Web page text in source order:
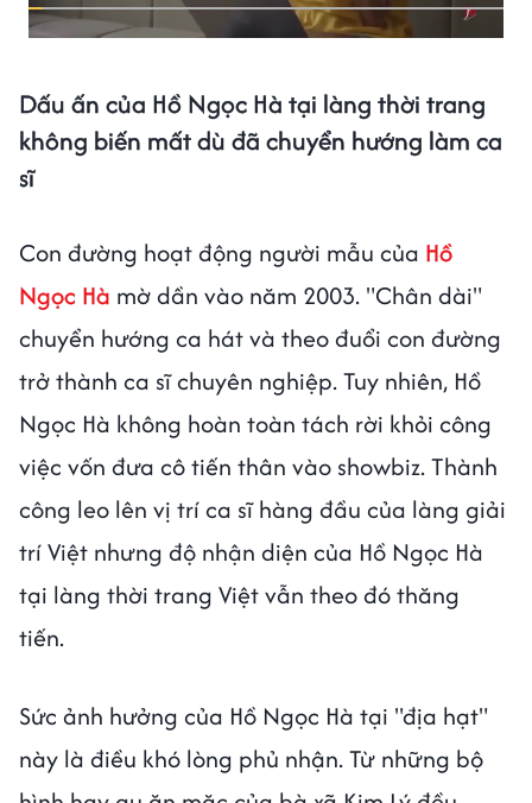
Dấu ấn của Hồ Ngọc Hà tại làng thời trang
không biến mất dù đã chuyển hướng làm ca
sĩ
Con đường hoạt động người mẫu của Hồ
Ngọc Hà mờ dần vào năm 2003. "Chân dài"
chuyển hướng ca hát và theo đuổi con đường
trở thành ca sĩ chuyên nghiệp. Tuy nhiên, Hồ
Ngọc Hà không hoàn toàn tách rời khỏi công
việc vốn đưa cô tiến thân vào showbiz. Thành
công leo lên vị trí ca sĩ hàng đầu của làng giải
trí Việt nhưng độ nhận diện của Hồ Ngọc Hà
tại làng thời trang Việt vẫn theo đó thăng
tiến.
Sức ảnh hưởng của Hồ Ngọc Hà tại "địa hạt"
này là điều khó lòng phủ nhận. Từ những bộ